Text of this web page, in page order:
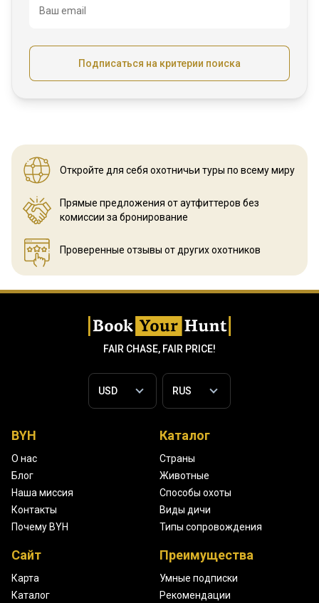
Ваш email
Подписаться на критерии поиска
Откройте для себя охотничьи туры по всему миру
Прямые предложения от аутфиттеров без
комиссии за бронирование
Проверенные отзывы от других охотников
FAIR CHASE, FAIR PRICE!
BYH
О нас
Блог
Наша миссия
Контакты
Почему BYH
Каталог
Страны
Животные
Способы охоты
Виды дичи
Типы сопровождения
Сайт
Карта
Каталог
Преимущества
Умные подписки
Рекомендации